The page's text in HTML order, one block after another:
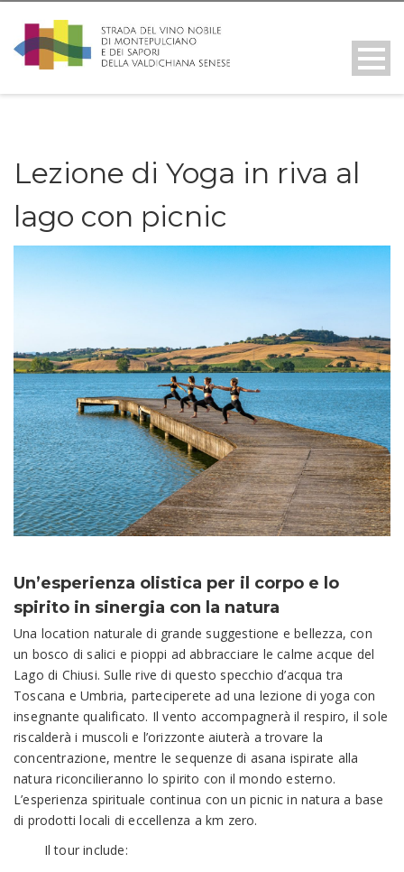
Lezione di Yoga in riva al
lago con picnic
Un’esperienza olistica per il corpo e lo
spirito in sinergia con la natura
Una location naturale di grande suggestione e bellezza, con
un bosco di salici e pioppi ad abbracciare le calme acque del
Lago di Chiusi. Sulle rive di questo specchio d’acqua tra
Toscana e Umbria, parteciperete ad una lezione di yoga con
insegnante qualificato. Il vento accompagnerà il respiro, il sole
riscalderà i muscoli e l’orizzonte aiuterà a trovare la
concentrazione, mentre le sequenze di asana ispirate alla
natura riconcilieranno lo spirito con il mondo esterno.
L’esperienza spirituale continua con un picnic in natura a base
di prodotti locali di eccellenza a km zero.
Il tour include: